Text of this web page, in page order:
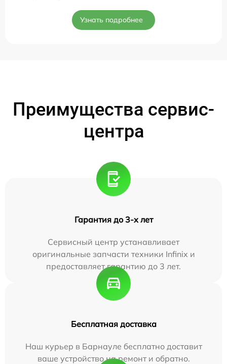
Узнать подробнее
Преимущества сервис-
центра
Гарантия до 3-х лет
Сервисный центр устанавливает
оригинальные запчасти техники Infinix и
предоставляет гарантию до 3 лет.
Бесплатная доставка
Наш курьер в Барнауле бесплатно доставит
ваше устройство на ремонт и обратно.